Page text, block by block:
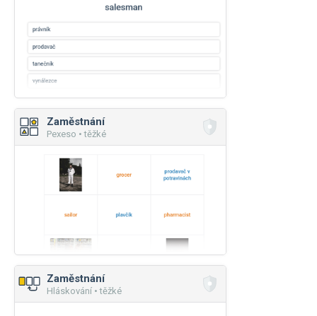
Zaměstnání
Pexeso • těžké
Zaměstnání
Hláskování • těžké